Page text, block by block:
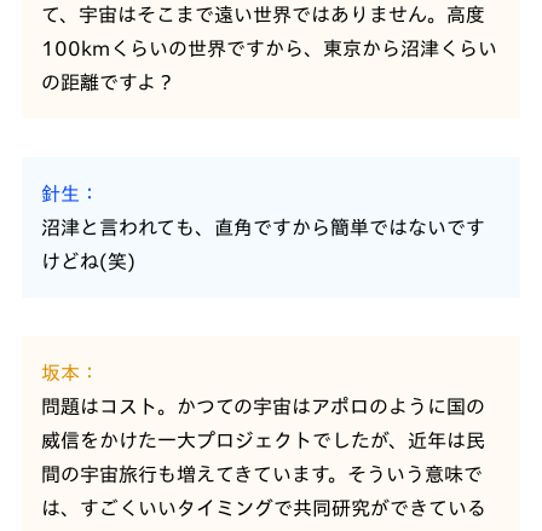
て、宇宙はそこまで遠い世界ではありません。高度
100kmくらいの世界ですから、東京から沼津くらい
の距離ですよ？
針生
沼津と言われても、直角ですから簡単ではないです
けどね(笑)
坂本
問題はコスト。かつての宇宙はアポロのように国の
威信をかけた一大プロジェクトでしたが、近年は民
間の宇宙旅行も増えてきています。そういう意味で
は、すごくいいタイミングで共同研究ができている